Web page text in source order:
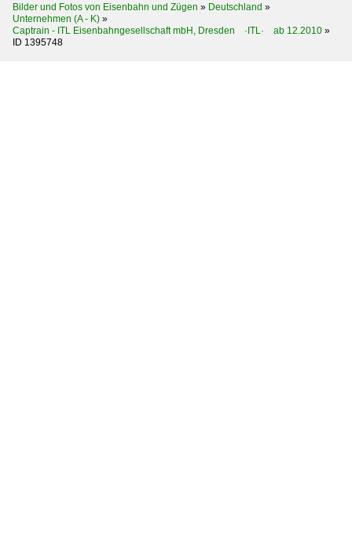
Bilder und Fotos von Eisenbahn und Zügen » Deutschland »
Unternehmen (A - K) »
Captrain - ITL Eisenbahngesellschaft mbH, Dresden ·ITL· ab 12.2010 »
ID 1395748